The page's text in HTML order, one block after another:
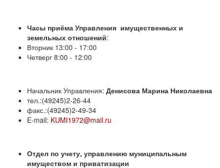
Часы приёма Управления имущественных и
земельных отношений:
Вторник 13:00 - 17:00
Четверг 8:00 - 12:00
Начальник Управления: Денисова Марина Николаевна
тел.:(49245)2-26-44
факс.:(49245)2-49-34
E-mail: KUMI1972@mail.ru
Отдел по учету, управлению муниципальным
имуществом и приватизации